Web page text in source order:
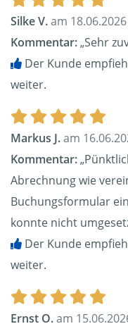
Silke V.am 18.06.2026
Kommentar:„Sehr
Der Kunde
weiter.
Markus J.am
Kommentar:
Abrechnung wie
Buchungsformular
konnte nicht
Der Kunde
weiter.
Ernst O.am